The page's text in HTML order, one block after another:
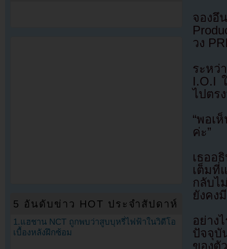
จองอึ
วง
ระหว่
I.O.I
ไปตร
“พอเ
ค่ะ”
เธออ
เต็มที่
กลับไ
ยังคง
อย่าง
ปัจจุบั
ของตั
5 อันดับข่าว HOT ประจำสัปดาห์
1.แฮชาน NCT ถูกพบว่าสูบบุหรี่ไฟฟ้าในวิดีโอ
เบื้องหลังฝึกซ้อม